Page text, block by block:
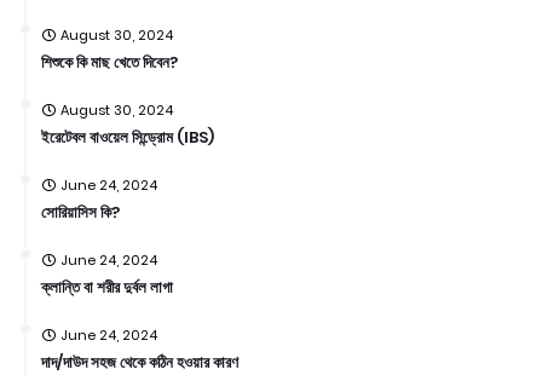
August 30, 2024
শিশুকে কি মাছ খেতে দিবেন?
August 30, 2024
ইরেটেবল বাওয়েল সিন্ড্রোম (IBS)
June 24, 2024
সোরিয়াসিস কি?
June 24, 2024
ক্লান্তি বা শরীর দুর্বল লাগা
June 24, 2024
দাদ/দাউদ সহজ থেকে কঠিন হওয়ার কারণ